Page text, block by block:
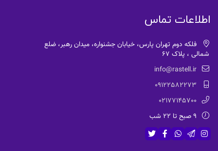
اطلاعات تماس
فلکه دوم تهران پارس، خیابان جشنواره، میدان رهبر، ضلع
شمالی ، پلاک 67
info@rastell.ir
09122582273
02177145700
9 صبح تا 22 شب